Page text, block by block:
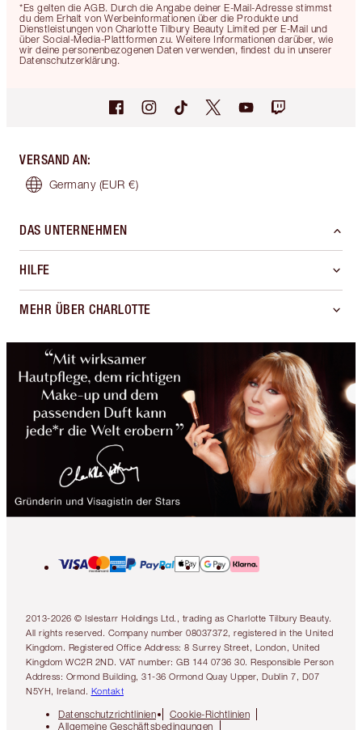
*Es gelten die AGB. Durch die Angabe deiner E-Mail-Adresse stimmst
du dem Erhalt von Werbeinformationen über die Produkte und
Dienstleistungen von Charlotte Tilbury Beauty Limited per E-Mail und
über Social-Media-Plattformen zu. Weitere Informationen darüber, wie
wir deine personenbezogenen Daten verwenden, findest du in unserer
Datenschutzerklärung.
VERSAND AN:
Germany (EUR €)
DAS UNTERNEHMEN
HILFE
MEHR ÜBER CHARLOTTE
2013-2026 © Islestarr Holdings Ltd., trading as Charlotte Tilbury Beauty.
All rights reserved. Company number 08037372, registered in the United
Kingdom. Registered Office Address: 8 Surrey Street, London, United
Kingdom WC2R 2ND. VAT number: GB 144 0736 30. Responsible Person
Address: Ormond Building, 31-36 Ormond Quay Upper, Dublin 7, D07
N5YH, Ireland. Kontakt
Datenschutzrichtlinien
Cookie-Richtlinien
Allgemeine Geschäftsbedingungen